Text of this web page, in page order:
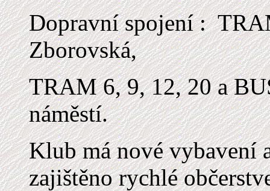
Dopravní spojení :
Zborovská,
TRAM 6, 9, 12, 20 a
náměstí.
Klub má nové vybavení
zajištěno rychlé